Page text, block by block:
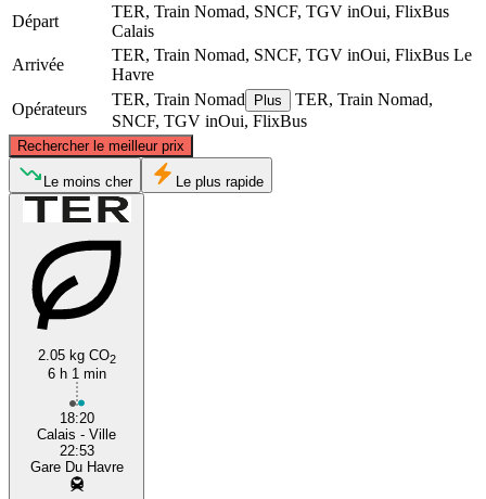
Départ
TER, Train Nomad, SNCF, TGV inOui, FlixBus
Calais
Arrivée
TER, Train Nomad, SNCF, TGV inOui, FlixBus Le
Havre
Opérateurs
TER, Train Nomad Plus
TER, Train Nomad,
SNCF, TGV inOui, FlixBus
Rechercher le meilleur prix
© CARTO, ©
Le moins cher Le plus rapide
2.05 kg CO2
6 h 1 min
18:20
Calais - Ville
22:53
Gare Du Havre